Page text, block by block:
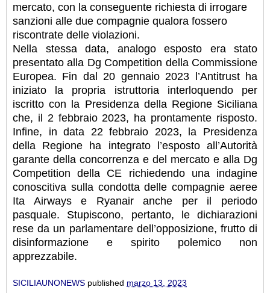
mercato, con la conseguente richiesta di irrogare
sanzioni alle due compagnie qualora fossero
riscontrate delle violazioni.
Nella stessa data, analogo esposto era stato
presentato alla Dg Competition della Commissione
Europea. Fin dal 20 gennaio 2023 l’Antitrust ha
iniziato la propria istruttoria interloquendo per
iscritto con la Presidenza della Regione Siciliana
che, il 2 febbraio 2023, ha prontamente risposto.
Infine, in data 22 febbraio 2023, la Presidenza
della Regione ha integrato l’esposto all’Autorità
garante della concorrenza e del mercato e alla Dg
Competition della CE richiedendo una indagine
conoscitiva sulla condotta delle compagnie aeree
Ita Airways e Ryanair anche per il periodo
pasquale. Stupiscono, pertanto, le dichiarazioni
rese da un parlamentare dell’opposizione, frutto di
disinformazione e spirito polemico non
apprezzabile.
SICILIAUNONEWS published marzo 13, 2023